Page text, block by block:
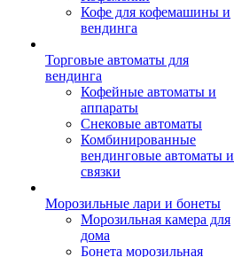
Кофе для кофемашины и
вендинга
Торговые автоматы для
вендинга
Кофейные автоматы и
аппараты
Снековые автоматы
Комбинированные
вендинговые автоматы и
связки
Морозильные лари и бонеты
Морозильная камера для
дома
Бонета морозильная